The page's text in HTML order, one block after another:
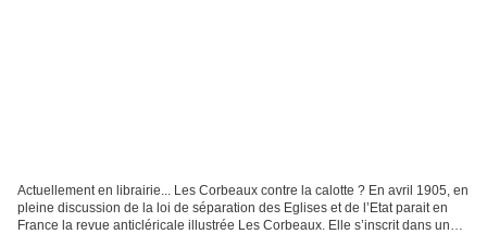
Actuellement en librairie... Les Corbeaux contre la calotte ? En avril 1905, en
pleine discussion de la loi de séparation des Eglises et de l’Etat parait en
France la revue anticléricale illustrée Les Corbeaux. Elle s’inscrit dans une